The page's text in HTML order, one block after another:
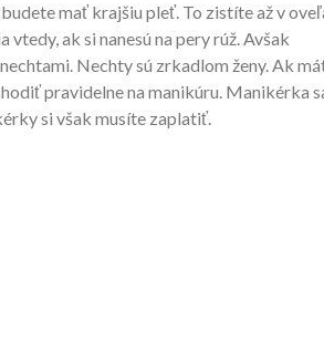
mať krajšiu pleť. To zistíte až v
ak si nanesú na pery rúž. Avšak
Nechty sú zrkadlom ženy. Ak
pravidelne na manikúru. Manikérka
si však musíte zaplatiť.